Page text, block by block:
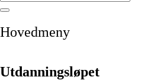
Hovedmeny
Utdanningsløpet